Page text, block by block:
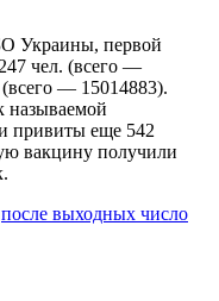
Украины, первой
чел. (всего —
— 15014883).
называемой
привиты еще 542
вакцину получили
после выходных число